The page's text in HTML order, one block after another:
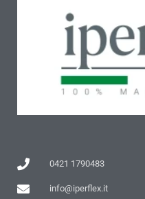
0421 1790483
info@iperflex.it